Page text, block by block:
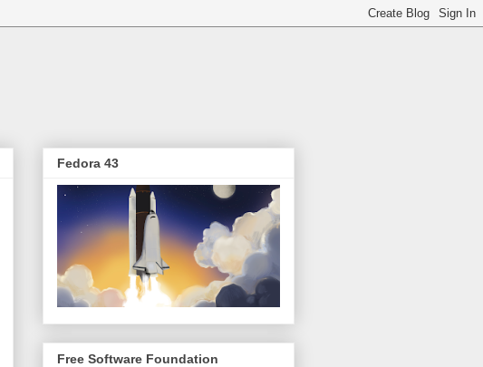
Fedora 43
Free Software Foundation